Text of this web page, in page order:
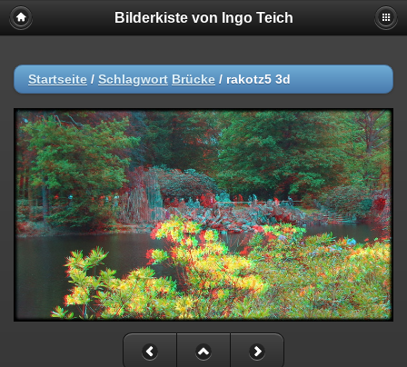
Bilderkiste von Ingo Teich
Startseite / Schlagwort Brücke / rakotz5 3d